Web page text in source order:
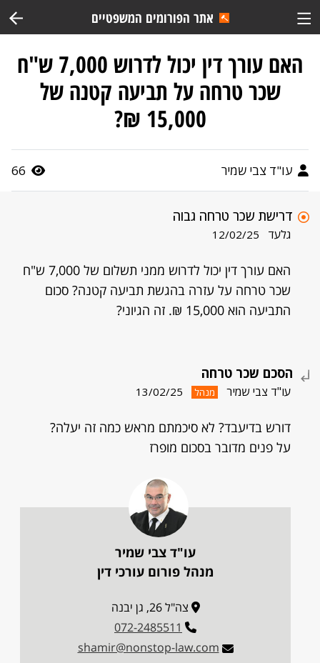
אתר הפורומים המשפטיים
האם עורך דין יכול לדרוש 7,000 ש"ח
שכר טרחה על תביעה קטנה של
15,000 ₪?
עו"ד צבי שמיר 66
דרישת שכר טרחה גבוה
גלעד 12/02/25
האם עורך דין יכול לדרוש ממני תשלום של 7,000 ש"ח
שכר טרחה על עזרה בהגשת תביעה קטנה? סכום
התביעה הוא 15,000 ₪. זה הגיוני?
הסכם שכר טרחה
עו"ד צבי שמיר מנהל 13/02/25
דורש בדיעבד? לא סיכמתם מראש כמה זה יעלה?
על פנים מדובר בסכום מופרז
עו"ד צבי שמיר
מנהל פורום עורכי דין
צה"ל 26, גן יבנה
072-2485511
shamir@nonstop-law.com